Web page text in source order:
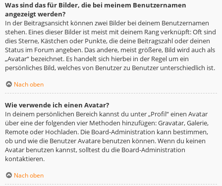
Was sind das für Bilder, die bei meinem Benutzernamen
angezeigt werden?
In der Beitragsansicht können zwei Bilder bei deinem Benutzernamen
stehen. Eines dieser Bilder ist meist mit deinem Rang verknüpft: Oft sind
dies Sterne, Kästchen oder Punkte, die deine Beitragszahl oder deinen
Status im Forum angeben. Das andere, meist größere, Bild wird auch als
„Avatar“ bezeichnet. Es handelt sich hierbei in der Regel um ein
persönliches Bild, welches von Benutzer zu Benutzer unterschiedlich ist.
Nach oben
Wie verwende ich einen Avatar?
In deinem persönlichen Bereich kannst du unter „Profil“ einen Avatar
über eine der folgenden vier Methoden hinzufügen: Gravatar, Galerie,
Remote oder Hochladen. Die Board-Administration kann bestimmen,
ob und wie die Benutzer Avatare benutzen können. Wenn du keinen
Avatar benutzen kannst, solltest du die Board-Administration
kontaktieren.
Nach oben